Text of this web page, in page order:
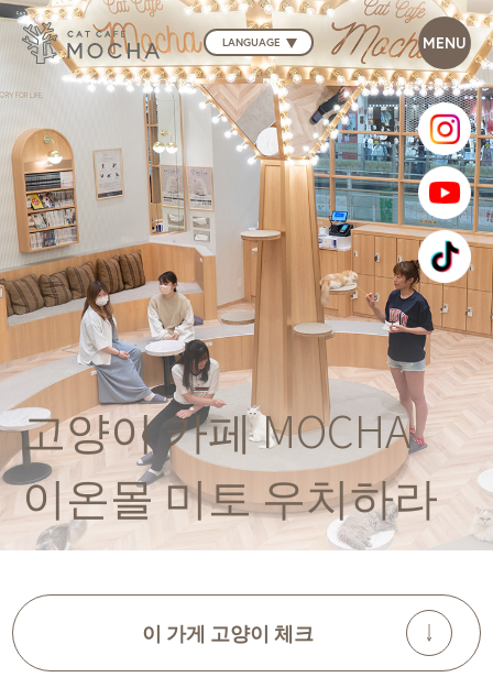
LANGUAGE
고양이 카페 MOCHA
이온몰 미토 우치하라
이 가게 고양이 체크